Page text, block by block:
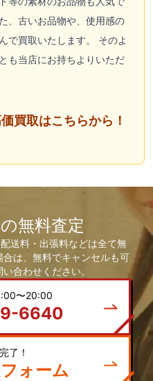
、古いお品物や、使用感の
で買取いたします。 そのよ
も当店にお持ちよりいただ
買取はこちらから！
の無料査定
送料・出張料などは全て無
は、無料でキャンセルも可
合わせください。
〜20:00
6640
了！
ォーム